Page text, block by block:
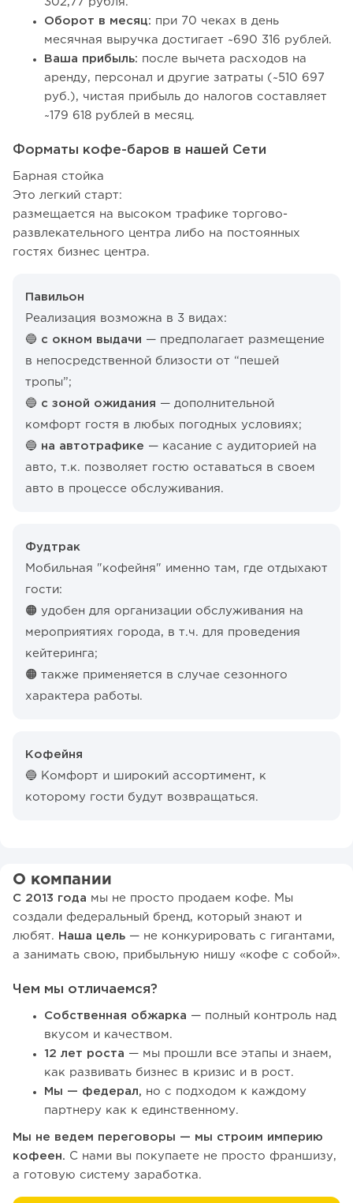
Оборот в месяц: при 70 чеках в день
месячная выручка достигает ~690 316 рублей.
Ваша прибыль: после вычета расходов на
аренду, персонал и другие затраты (~510 697
руб.), чистая прибыль до налогов составляет
~179 618 рублей в месяц.
Форматы кофе-баров в нашей Сети
Барная стойка
Это легкий старт:
размещается на высоком трафике торгово-
развлекательного центра либо на постоянных
гостях бизнес центра.
Павильон
Реализация возможна в 3 видах:
🔵 с окном выдачи — предполагает размещение
в непосредственной близости от “пешей
тропы”;
🔵 с зоной ожидания — дополнительной
комфорт гостя в любых погодных условиях;
🔵 на автотрафике — касание с аудиторией на
авто, т.к. позволяет гостю оставаться в своем
авто в процессе обслуживания.
Фудтрак
Мобильная "кофейня" именно там, где отдыхают
гости:
🟠 удобен для организации обслуживания на
мероприятиях города, в т.ч. для проведения
кейтеринга;
🟠 также применяется в случае сезонного
характера работы.
Кофейня
🔵 Комфорт и широкий ассортимент, к
которому гости будут возвращаться.
О компании
С 2013 года мы не просто продаем кофе. Мы
создали федеральный бренд, который знают и
любят.
Наша цель — не конкурировать с гигантами,
а занимать свою, прибыльную нишу «кофе с собой».
Чем мы отличаемся?
Собственная обжарка — полный контроль над
вкусом и качеством.
12 лет роста — мы прошли все этапы и знаем,
как развивать бизнес в кризис и в рост.
Мы — федерал, но с подходом к каждому
партнеру как к единственному.
Мы не ведем переговоры — мы строим империю
кофеен. С нами вы покупаете не просто франшизу,
а готовую систему заработка.